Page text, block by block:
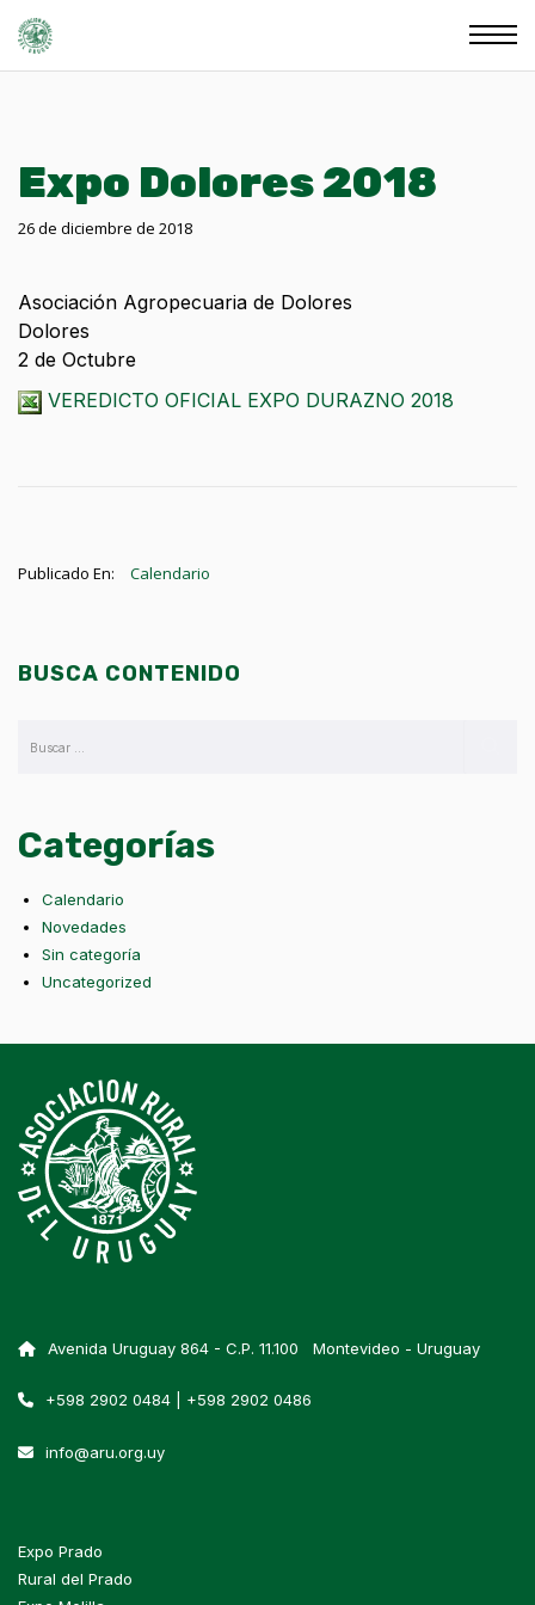
Expo Dolores 2018
26 de diciembre de 2018
Asociación Agropecuaria de Dolores
Dolores
2 de Octubre
VEREDICTO OFICIAL EXPO DURAZNO 2018
Publicado En: Calendario
BUSCA CONTENIDO
Categorías
Calendario
Novedades
Sin categoría
Uncategorized
Avenida Uruguay 864 - C.P. 11.100 Montevideo - Uruguay
+598 2902 0484 | +598 2902 0486
info@aru.org.uy
Expo Prado
Rural del Prado